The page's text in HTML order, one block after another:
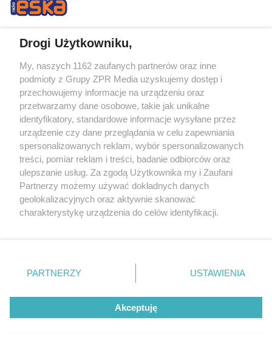
usłyszało zarzuty
Narkotyki w Krakowie.
Funkcjonariusze przejęli blisko 11 kg
nielegalnych substancji
Drogi Użytkowniku,
My, naszych 1162 zaufanych partnerów oraz inne
podmioty z Grupy ZPR Media uzyskujemy dostęp i
przechowujemy informacje na urządzeniu oraz
przetwarzamy dane osobowe, takie jak unikalne
identyfikatory, standardowe informacje wysyłane przez
urządzenie czy dane przeglądania w celu zapewniania
spersonalizowanych reklam, wybór spersonalizowanych
treści, pomiar reklam i treści, badanie odbiorców oraz
ulepszanie usług. Za zgodą Użytkownika my i Zaufani
Partnerzy możemy używać dokładnych danych
geolokalizacyjnych oraz aktywnie skanować
charakterystykę urządzenia do celów identyfikacji.
zmienić/wycofać klikając przycisk ustawień prywatności
znajdujący się w lewym dolnym rogu strony
rodzaje przetwarzania danych nie wymagają zgody
użytkownika, ale masz prawo sprzeciwić się takiemu
przetwarzaniu. Preferencje będą miały zastosowanie tylko
PARTNERZY USTAWIENIA
Akceptuję